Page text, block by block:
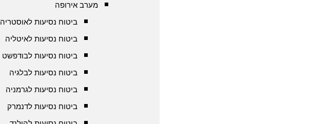
מערב אירופה
ביטוח נסיעות לאוסטריה
ביטוח נסיעות לאיטליה
ביטוח נסיעות לבודפשט
ביטוח נסיעות לבלגיה
ביטוח נסיעות לגרמניה
ביטוח נסיעות לדנמרק